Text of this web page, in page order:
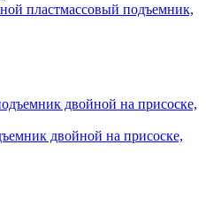
пластмассовый подъемник,
двойной на присоске,